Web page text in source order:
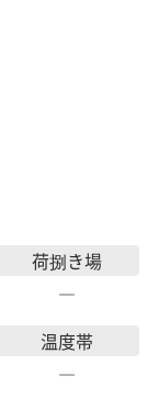
荷捌き場
―
温度帯
―